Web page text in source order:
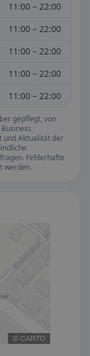
11:00 – 22:00
11:00 – 22:00
11:00 – 22:00
11:00 – 22:00
11:00 – 22:00
gepflegt, von
und Aktualität der
Fehlerhafte
werden.